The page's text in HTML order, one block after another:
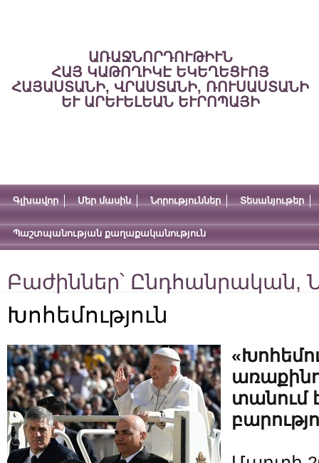
ԱՌԱՋՆՈՐԴՈՒԹԻՒՆ
ՀԱՅ ԿԱԹՈՂԻԿԷ ԵԿԵՂԵՑՒՈՅ
ՀԱՅԱՍՏԱՆԻ, ՎՐԱՍՏԱՆԻ, ՌՈՒՍԱՍՏԱՆԻ
ԵՒ ԱՐԵՒԵԼԵԱՆ ԵՒՐՈՊԱՅԻ
Գլխավոր Մեր մասին Նորություններ Տեսանյութեր
Պաշտպանության քաղաքականություն
Բաժիններ՝ Ընդհանրական,
Խոհեմություն
տանում